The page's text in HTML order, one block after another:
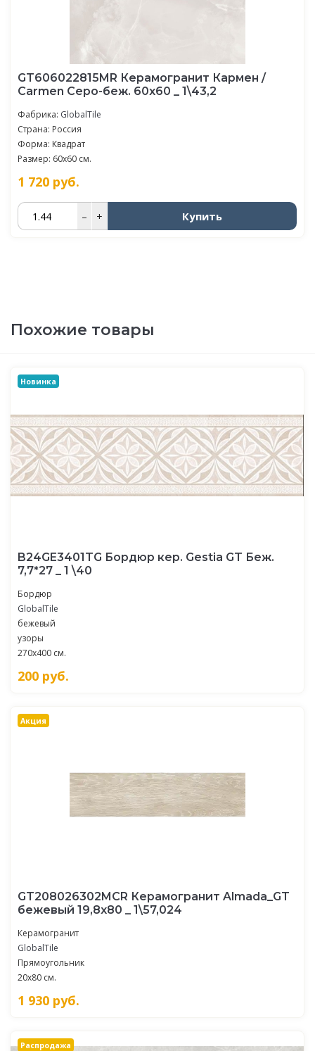
GT606022815MR Керамогранит Кармен /
Carmen Серо-беж. 60x60 _ 1\43,2
Фабрика: GlobalTile
Страна: Россия
Форма: Квадрат
Размер: 60x60 см.
1 720 руб.
– + Купить
Похожие товары
Новинка
B24GE3401TG Бордюр кер. Gestia GT Беж.
7,7*27 _ 1 \40
Бордюр
GlobalTile
бежевый
узоры
270x400 см.
200 руб.
Акция
GT208026302MCR Керамогранит Almada_GT
бежевый 19,8x80 _ 1\57,024
Керамогранит
GlobalTile
Прямоугольник
20x80 см.
1 930 руб.
Распродажа